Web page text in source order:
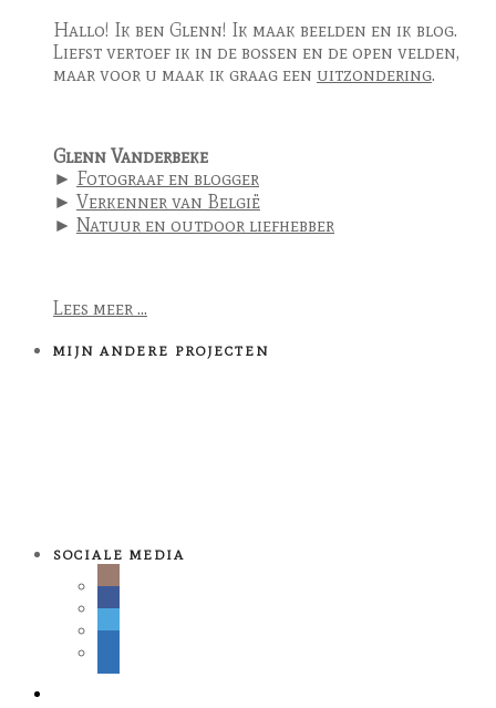
Hallo! Ik ben Glenn! Ik maak beelden en ik blog.
Liefst vertoef ik in de bossen en de open velden,
maar voor u maak ik graag een uitzondering.
Glenn Vanderbeke
► Fotograaf en blogger
► Verkenner van België
► Natuur en outdoor liefhebber
Lees meer ...
MIJN ANDERE PROJECTEN
SOCIALE MEDIA